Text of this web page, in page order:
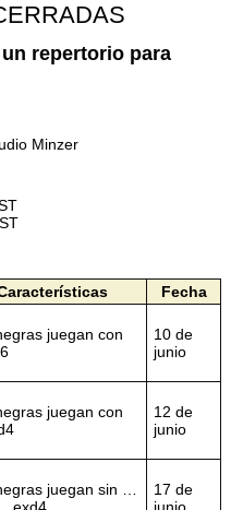
un repertorio para
Minzer
Fecha
juegan con
10 de
junio
juegan con
12 de
junio
juegan sin …
17 de